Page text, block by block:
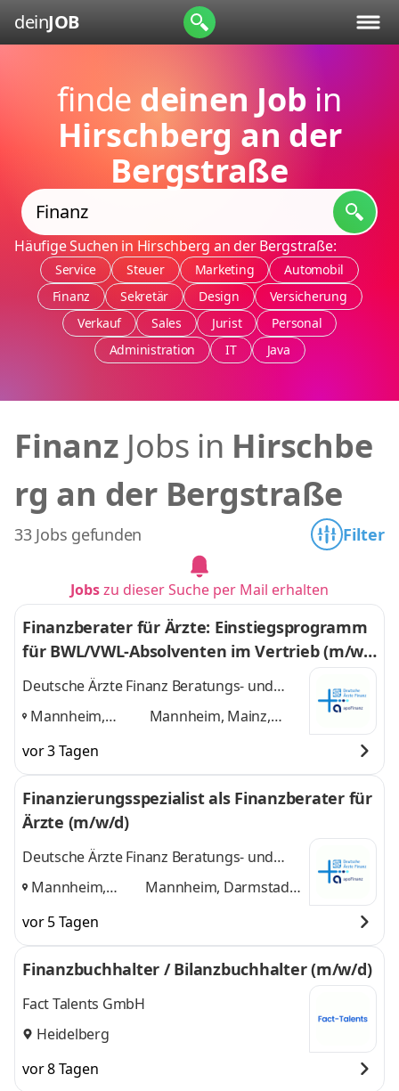
deinJOB
finde deinen Job in
Hirschberg an der
Bergstraße
Häufige Suchen in Hirschberg an der Bergstraße:
Service Steuer Marketing
Automobil
Finanz
Sekretär Design
Versicherung
Verkauf
Sales Jurist
Personal
Administration
IT Java
Finanz Jobs in Hirschbe
rg an der Bergstraße
33 Jobs gefunden Filter
Jobszu dieser Suche per Mail erhalten
Finanzberater für Ärzte: Einstiegsprogramm
für BWL/VWL-Absolventen im Vertrieb (m/w/
d)
Deutsche Ärzte Finanz Beratungs- und
Vermittlungs AG
Mannheim,
Heidelberg,
Karlsruhe,
Mannheim, Mainz,
vor 3 Tagen
Finanzierungsspezialist als Finanzberater für
Ärzte (m/w/d)
Deutsche Ärzte Finanz Beratungs- und
Vermittlungs AG
Mannheim,
Koblenz,
Mannheim, Darmstadt,
vor 5 Tagen
Finanzbuchhalter / Bilanzbuchhalter (m/w/d)
Fact Talents GmbH
Heidelberg
vor 8 Tagen